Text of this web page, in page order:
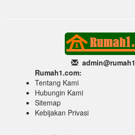
admin@rumah1
Rumah1.com:
Tentang Kami
Hubungin Kami
Sitemap
Kebijakan Privasi